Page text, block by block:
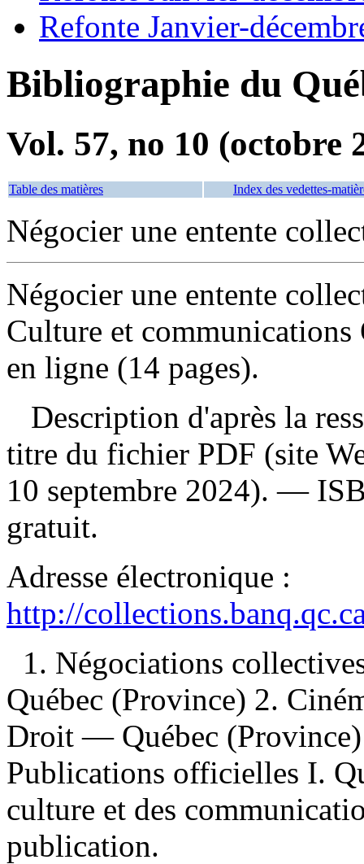
Refonte Janvier-
Bibliographie du
Vol. 57, no 10 (octobre
Table des matières Index des vedettes-
Négocier une entente
Négocier une entente
Culture et
en ligne (14 pages).
Description d'après la
titre du fichier PDF (site
10 septembre 2024). —
gratuit.
Adresse électronique :
http://
1. Négociations
Québec (Province) 2.
Droit — Québec
Publications officielles I.
culture et des
publication.